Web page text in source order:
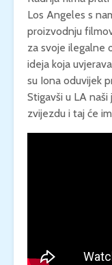
Los Angeles s
proizvodnju
za svoje ilegalne
ideja koja
su Iona oduvijek
Stigavši u LA
zvijezdu i taj će